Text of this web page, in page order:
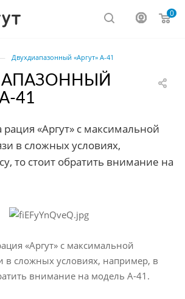
0
Двухдиапазонный «Аргут» А-41
41
«Аргут» с максимальной
в сложных условиях,
то стоит обратить внимание на
«Аргут» с максимальной
в сложных условиях, например, в
внимание на модель А-41.